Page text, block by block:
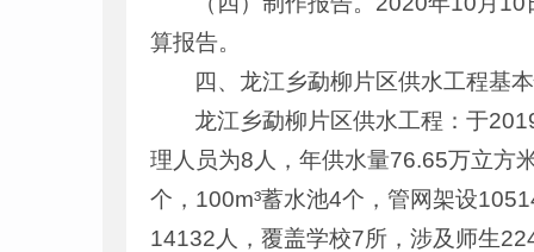
算报告。
四、龙江乡勐柳片区供水工程基
龙江乡勐柳片区供水工程：于
理人员为8人，年供水量76.65万立方
个，100m³蓄水池4个，管网架设
14132人，覆盖学校7所，涉及师生